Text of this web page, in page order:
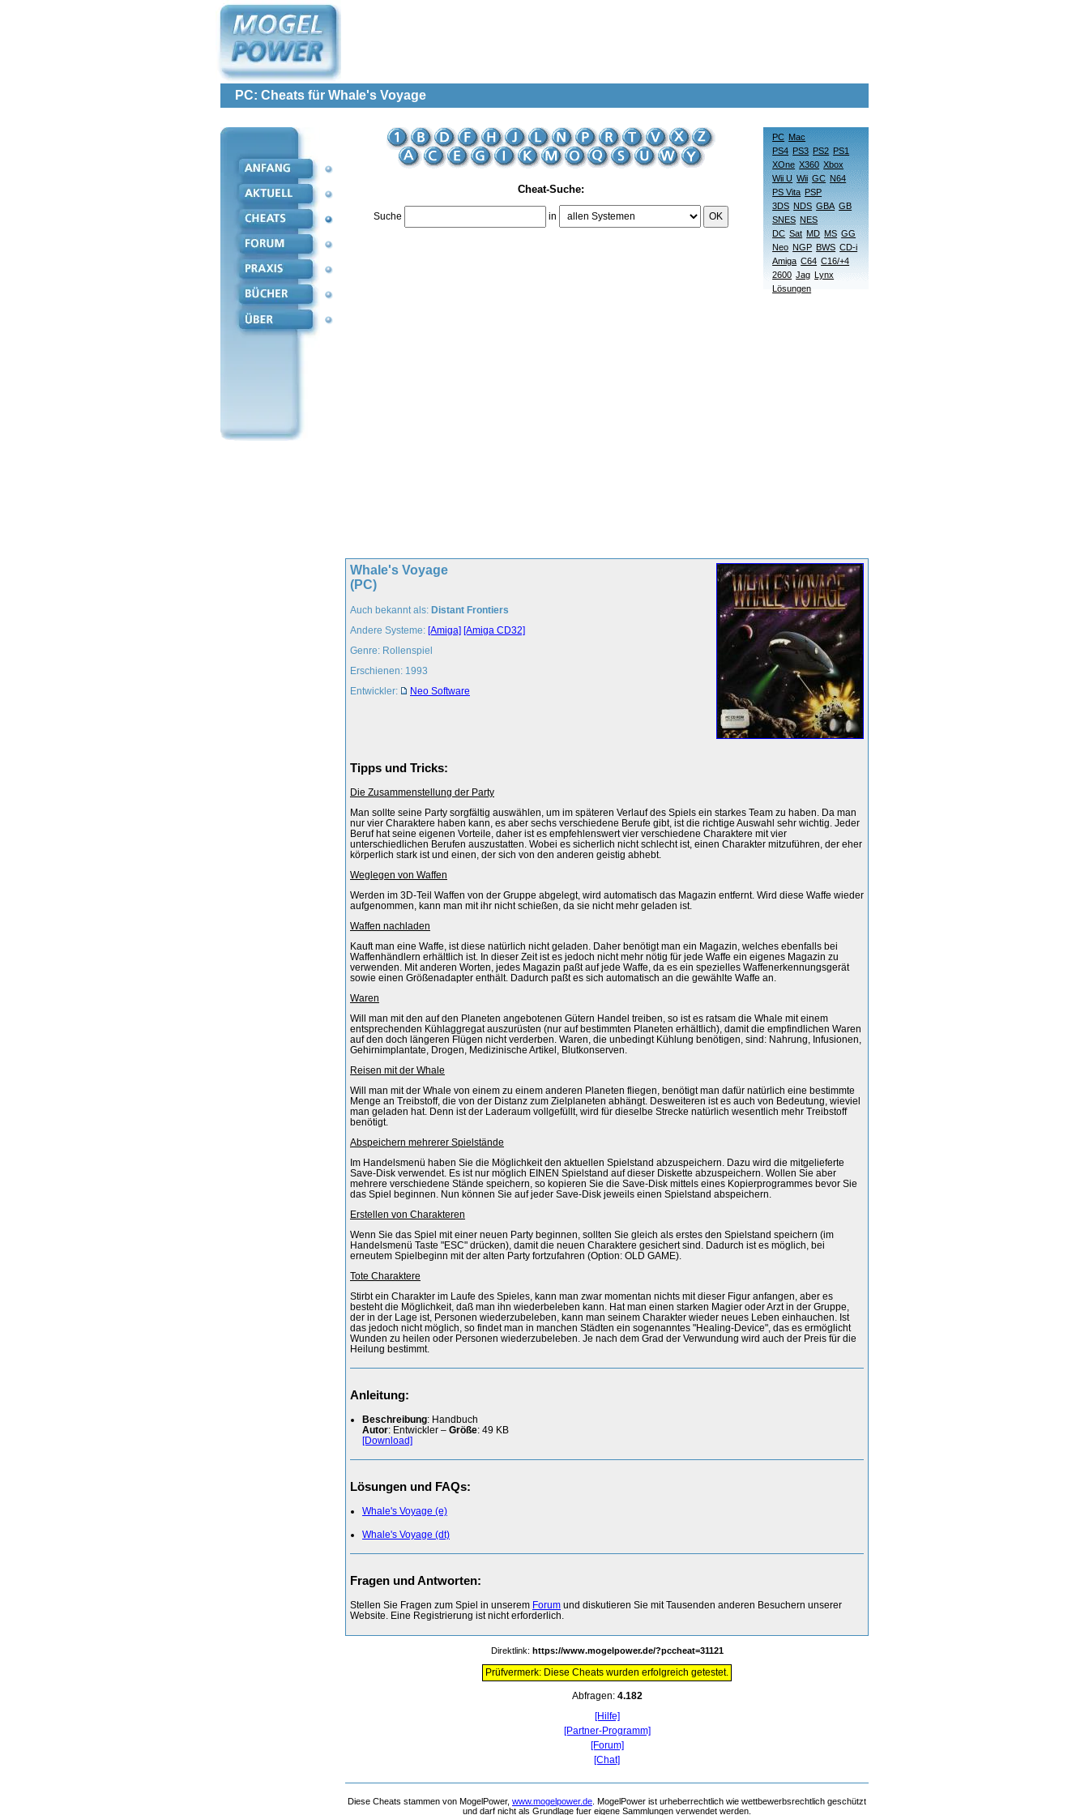
PC: Cheats für Whale's Voyage
Cheat-Suche:
Suche in OK
PC Mac
PS4 PS3 PS2 PS1
XOne X360 Xbox
Wii U Wii GC N64
PS Vita PSP
3DS NDS GBA GB
SNES NES
DC Sat MD MS GG
Neo NGP BWS CD-i
Amiga C64 C16/+4
2600 Jag Lynx
Lösungen
Whale's Voyage
(PC)
Auch bekannt als: Distant Frontiers
Andere Systeme: [Amiga] [Amiga CD32]
Genre: Rollenspiel
Erschienen: 1993
Entwickler:
Neo Software
Tipps und Tricks:
Die Zusammenstellung der Party
Man sollte seine Party sorgfältig auswählen, um im späteren Verlauf des Spiels ein starkes Team zu haben. Da man
nur vier Charaktere haben kann, es aber sechs verschiedene Berufe gibt, ist die richtige Auswahl sehr wichtig. Jeder
Beruf hat seine eigenen Vorteile, daher ist es empfehlenswert vier verschiedene Charaktere mit vier
unterschiedlichen Berufen auszustatten. Wobei es sicherlich nicht schlecht ist, einen Charakter mitzuführen, der eher
körperlich stark ist und einen, der sich von den anderen geistig abhebt.
Weglegen von Waffen
Werden im 3D-Teil Waffen von der Gruppe abgelegt, wird automatisch das Magazin entfernt. Wird diese Waffe wieder
aufgenommen, kann man mit ihr nicht schießen, da sie nicht mehr geladen ist.
Waffen nachladen
Kauft man eine Waffe, ist diese natürlich nicht geladen. Daher benötigt man ein Magazin, welches ebenfalls bei
Waffenhändlern erhältlich ist. In dieser Zeit ist es jedoch nicht mehr nötig für jede Waffe ein eigenes Magazin zu
verwenden. Mit anderen Worten, jedes Magazin paßt auf jede Waffe, da es ein spezielles Waffenerkennungsgerät
sowie einen Größenadapter enthält. Dadurch paßt es sich automatisch an die gewählte Waffe an.
Waren
Will man mit den auf den Planeten angebotenen Gütern Handel treiben, so ist es ratsam die Whale mit einem
entsprechenden Kühlaggregat auszurüsten (nur auf bestimmten Planeten erhältlich), damit die empfindlichen Waren
auf den doch längeren Flügen nicht verderben. Waren, die unbedingt Kühlung benötigen, sind: Nahrung, Infusionen,
Gehirnimplantate, Drogen, Medizinische Artikel, Blutkonserven.
Reisen mit der Whale
Will man mit der Whale von einem zu einem anderen Planeten fliegen, benötigt man dafür natürlich eine bestimmte
Menge an Treibstoff, die von der Distanz zum Zielplaneten abhängt. Desweiteren ist es auch von Bedeutung, wieviel
man geladen hat. Denn ist der Laderaum vollgefüllt, wird für dieselbe Strecke natürlich wesentlich mehr Treibstoff
benötigt.
Abspeichern mehrerer Spielstände
Im Handelsmenü haben Sie die Möglichkeit den aktuellen Spielstand abzuspeichern. Dazu wird die mitgelieferte
Save-Disk verwendet. Es ist nur möglich EINEN Spielstand auf dieser Diskette abzuspeichern. Wollen Sie aber
mehrere verschiedene Stände speichern, so kopieren Sie die Save-Disk mittels eines Kopierprogrammes bevor Sie
das Spiel beginnen. Nun können Sie auf jeder Save-Disk jeweils einen Spielstand abspeichern.
Erstellen von Charakteren
Wenn Sie das Spiel mit einer neuen Party beginnen, sollten Sie gleich als erstes den Spielstand speichern (im
Handelsmenü Taste "ESC" drücken), damit die neuen Charaktere gesichert sind. Dadurch ist es möglich, bei
erneutem Spielbeginn mit der alten Party fortzufahren (Option: OLD GAME).
Tote Charaktere
Stirbt ein Charakter im Laufe des Spieles, kann man zwar momentan nichts mit dieser Figur anfangen, aber es
besteht die Möglichkeit, daß man ihn wiederbeleben kann. Hat man einen starken Magier oder Arzt in der Gruppe,
der in der Lage ist, Personen wiederzubeleben, kann man seinem Charakter wieder neues Leben einhauchen. Ist
das jedoch nicht möglich, so findet man in manchen Städten ein sogenanntes "Healing-Device", das es ermöglicht
Wunden zu heilen oder Personen wiederzubeleben. Je nach dem Grad der Verwundung wird auch der Preis für die
Heilung bestimmt.
Anleitung:
Beschreibung: Handbuch
Autor: Entwickler – Größe: 49 KB
[Download]
Lösungen und FAQs:
Whale's Voyage (e)
Whale's Voyage (dt)
Fragen und Antworten:
Stellen Sie Fragen zum Spiel in unserem Forum und diskutieren Sie mit Tausenden anderen Besuchern unserer
Website. Eine Registrierung ist nicht erforderlich.
Direktlink: https://www.mogelpower.de/?pccheat=31121
Prüfvermerk: Diese Cheats wurden erfolgreich getestet.
Abfragen: 4.182
[Hilfe]
[Partner-Programm]
[Forum]
[Chat]
Diese Cheats stammen von MogelPower, www.mogelpower.de . MogelPower ist urheberrechtlich wie wettbewerbsrechtlich geschützt
und darf nicht als Grundlage fuer eigene Sammlungen verwendet werden.